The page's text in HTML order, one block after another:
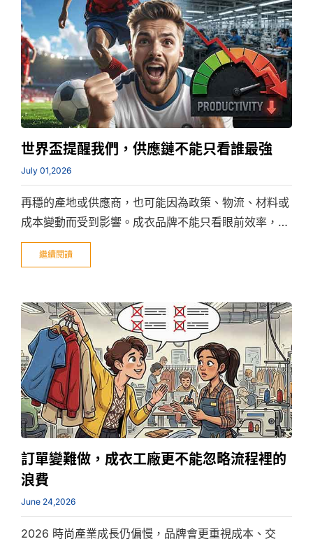
世界盃提醒我們，供應鏈不能只看誰最強
July 01,2026
再穩的產地或供應商，也可能因為政策、物流、材料或
成本變動而受到影響。成衣品牌不能只看眼前效率，更
要看供應鏈風險集中在哪裡，以及還有多少調整空間。
繼續閱讀
訂單變難做，成衣工廠更不能忽略流程裡的
浪費
June 24,2026
2026 時尚產業成長仍偏慢，品牌會更重視成本、交